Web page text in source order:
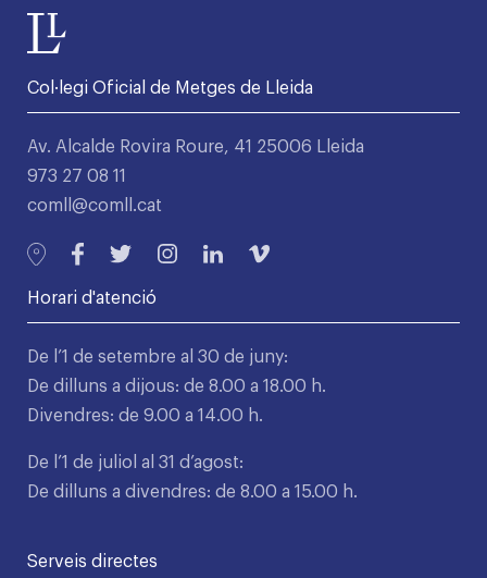
Col·legi Oficial de Metges de Lleida
Av. Alcalde Rovira Roure, 41 25006 Lleida
973 27 08 11
comll@comll.cat
Horari d'atenció
De l’1 de setembre al 30 de juny:
De dilluns a dijous: de 8.00 a 18.00 h.
Divendres: de 9.00 a 14.00 h.
De l’1 de juliol al 31 d’agost:
De dilluns a divendres: de 8.00 a 15.00 h.
Serveis directes